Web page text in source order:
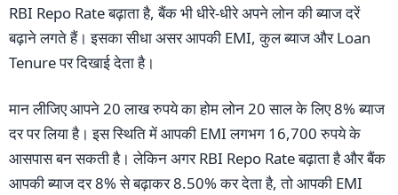
RBI Repo Rate बढ़ाता है, बैंक भी धीरे-धीरे अपने लोन की ब्याज दरें
बढ़ाने लगते हैं। इसका सीधा असर आपकी EMI, कुल ब्याज और Loan
Tenure पर दिखाई देता है।
मान लीजिए आपने 20 लाख रुपये का होम लोन 20 साल के लिए 8% ब्याज
दर पर लिया है। इस स्थिति में आपकी EMI लगभग 16,700 रुपये के
आसपास बन सकती है। लेकिन अगर RBI Repo Rate बढ़ाता है और बैंक
आपकी ब्याज दर 8% से बढ़ाकर 8.50% कर देता है, तो आपकी EMI